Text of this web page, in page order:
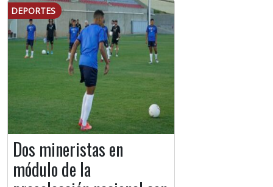
DEPORTES
Dos mineristas en
módulo de la